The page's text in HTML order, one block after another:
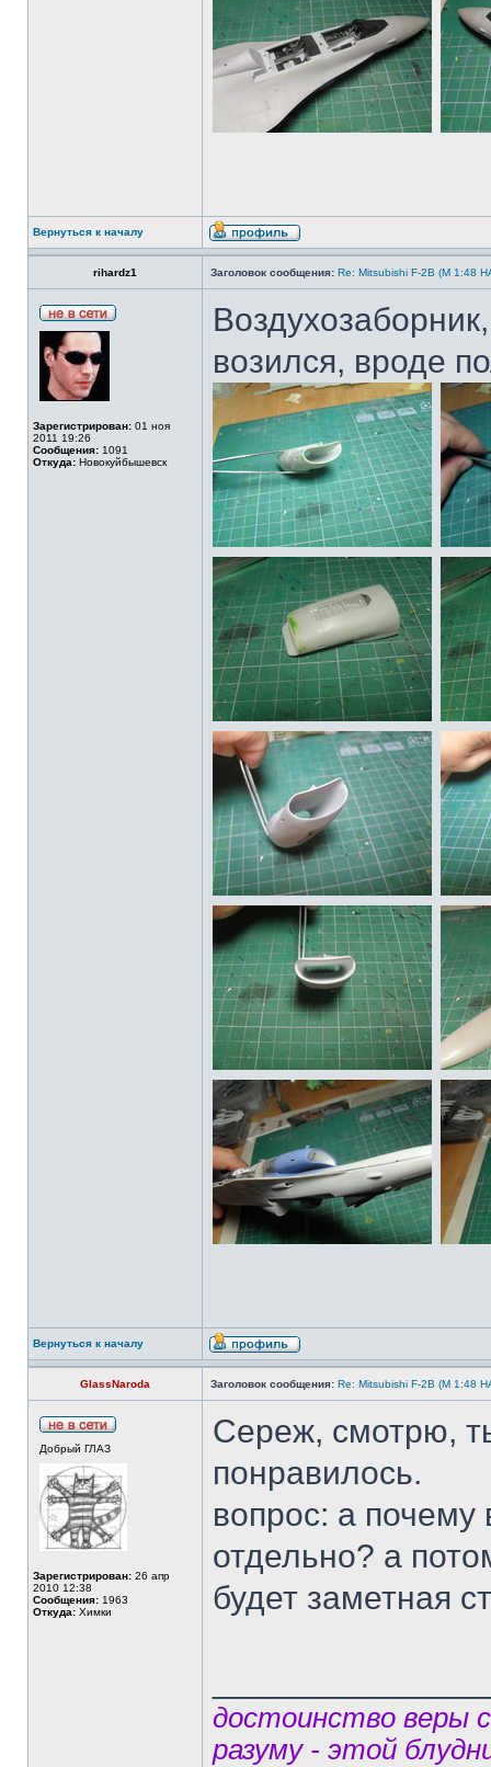
Вернуться к началу
rihardz1 Заголовок сообщения: Re: Mitsubishi F-2B (M 1:48
Зарегистрирован: 01 ноя
2011 19:26
Сообщения: 1091
Откуда: Новокуйбышевск
возился, вроде
Вернуться к началу
GlassNaroda Заголовок сообщения: Re: Mitsubishi F-2B (M 1:48
Добрый ГЛАЗ
Зарегистрирован: 26 апр
2010 12:38
Сообщения: 1963
Откуда: Химки
Сереж, смотрю,
понравилось.
вопрос: а почему
отдельно? а
будет заметная
достоинство веры
разуму - этой